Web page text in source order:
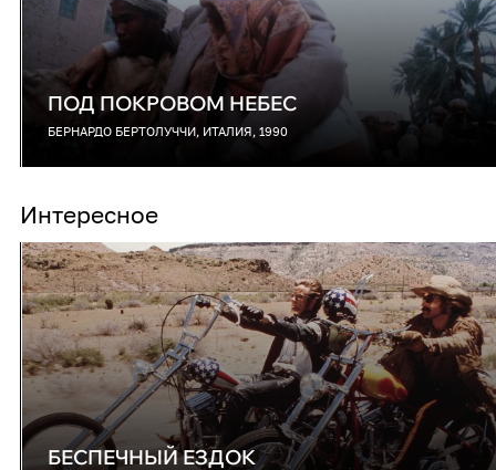
ПОД ПОКРОВОМ НЕБЕС
БЕРНАРДО БЕРТОЛУЧЧИ, ИТАЛИЯ, 1990
Интересное
БЕСПЕЧНЫЙ ЕЗДОК